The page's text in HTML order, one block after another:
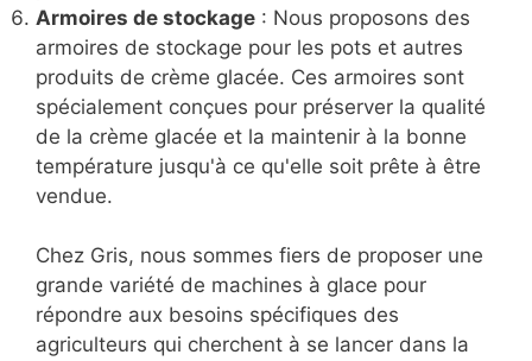
Armoires de stockage : Nous proposons des
armoires de stockage pour les pots et autres
produits de crème glacée. Ces armoires sont
spécialement conçues pour préserver la qualité
de la crème glacée et la maintenir à la bonne
température jusqu'à ce qu'elle soit prête à être
vendue.
Chez Gris, nous sommes fiers de proposer une
grande variété de machines à glace pour
répondre aux besoins spécifiques des
agriculteurs qui cherchent à se lancer dans la